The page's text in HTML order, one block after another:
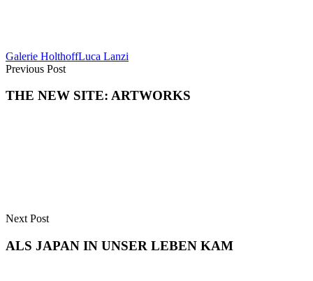
Galerie HolthoffLuca Lanzi
Previous Post
THE NEW SITE: ARTWORKS
Next Post
ALS JAPAN IN UNSER LEBEN KAM